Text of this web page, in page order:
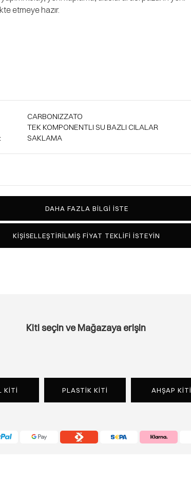
etmeye hazır.
CARBONIZZATO
TEK KOMPONENTLI SU BAZLI CILALAR
SAKLAMA
DAHA FAZLA BILGI İSTE
KIŞISELLEŞTIRILMIŞ FIYAT TEKLIFI ISTEYIN
Kiti seçin ve Mağazaya erişin
KİTİ PLASTİK KİTİ AHŞAP KİTİ